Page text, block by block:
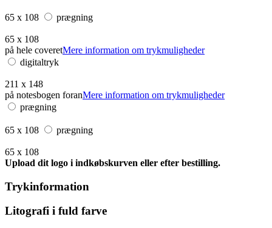
65 x 108 prægning
65 x 108
på hele coveretMere information om trykmuligheder
digitaltryk
211 x 148
på notesbogen foranMere information om trykmuligheder
prægning
65 x 108 prægning
65 x 108
Upload dit logo i indkøbskurven eller efter bestilling.
Trykinformation
Litografi i fuld farve